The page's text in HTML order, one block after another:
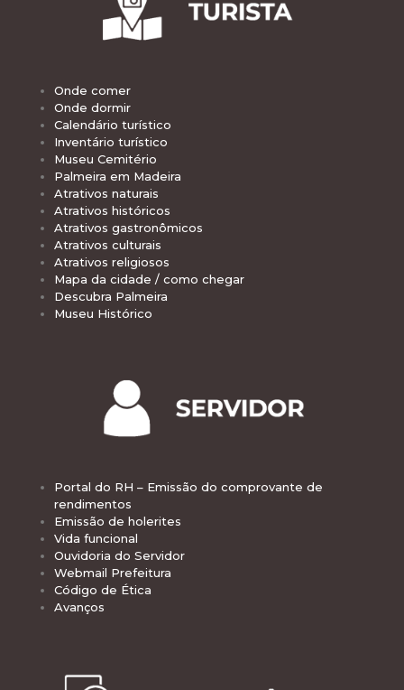
Onde comer
Onde dormir
Calendário turístico
Inventário turístico
Museu Cemitério
Palmeira em Madeira
Atrativos naturais
Atrativos históricos
Atrativos gastronômicos
Atrativos culturais
Atrativos religiosos
Mapa da cidade / como chegar
Descubra Palmeira
Museu Histórico
Portal do RH – Emissão do comprovante de
rendimentos
Emissão de holerites
Vida funcional
Ouvidoria do Servidor
Webmail Prefeitura
Código de Ética
Avanços